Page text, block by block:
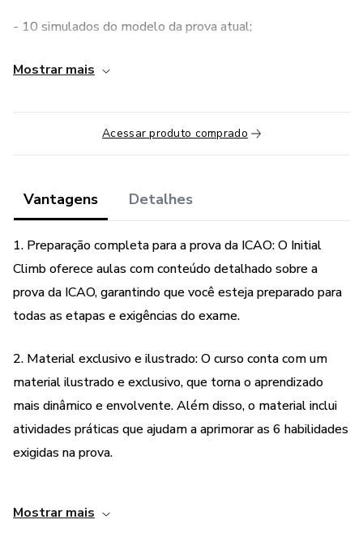
- 10 simulados do modelo da prova atual;
E muito mais!
Mostrar mais
Acessar produto comprado
Vantagens Detalhes
1. Preparação completa para a prova da ICAO: O Initial
Climb oferece aulas com conteúdo detalhado sobre a
prova da ICAO, garantindo que você esteja preparado para
todas as etapas e exigências do exame.
2. Material exclusivo e ilustrado: O curso conta com um
material ilustrado e exclusivo, que torna o aprendizado
mais dinâmico e envolvente. Além disso, o material inclui
atividades práticas que ajudam a aprimorar as 6 habilidades
exigidas na prova.
também oferece dicas valiosas sobre as questões e
Mostrar mais